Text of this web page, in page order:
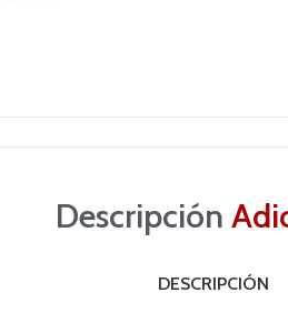
Descripción
DESCRIPCIÓN